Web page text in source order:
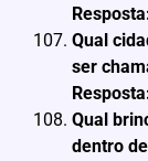
Qual
ser
Qual
dentro